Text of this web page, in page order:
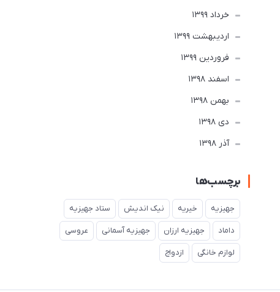
خرداد 1399
ارديبهشت 1399
فروردین 1399
اسفند 1398
بهمن 1398
دی 1398
آذر 1398
برچسب‌ها
جهیزیه خیریه نیک اندیش ستاد جهیزیه
داماد جهیزیه ارزان جهیزیه آسمانی عروسی
لوازم خانگی ازدواج